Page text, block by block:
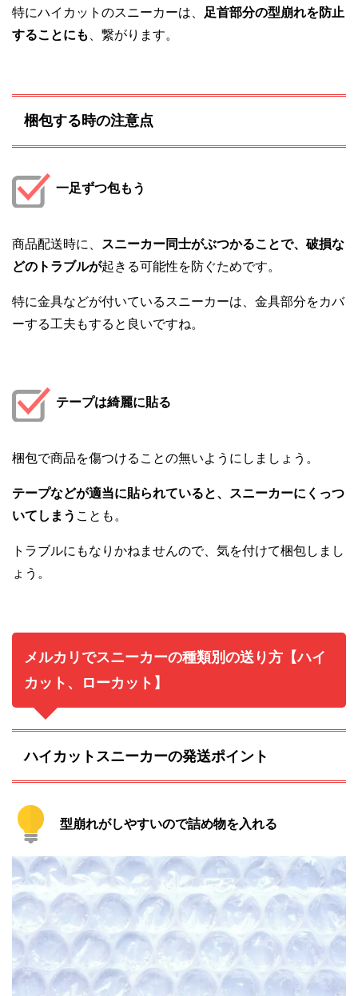
特にハイカットのスニーカーは、
足首部分の型崩れを防止
することにも
、繋がります。
梱包する時の注意点
一足ずつ包もう
商品配送時に、
スニーカー同士がぶつかることで、破損な
どのトラブルが起きる可能性を防ぐためです。
特に金具などが付いているスニーカーは、金具部分をカバ
ーする工夫もすると良いですね。
テープは綺麗に貼る
梱包で商品を傷つけることの無いようにしましょう。
テープなどが適当に貼られていると、スニーカーにくっつ
いてしまう ことも。
トラブルにもなりかねませんので、気を付けて梱包しまし
ょう。
メルカリでスニーカーの種類別の送り方【ハイ
カット、ローカット】
ハイカットスニーカーの発送ポイント
型崩れがしやすいので詰め物を入れる